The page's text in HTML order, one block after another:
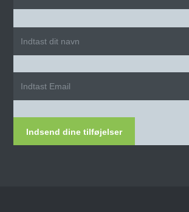
Indsend dine tilføjelser